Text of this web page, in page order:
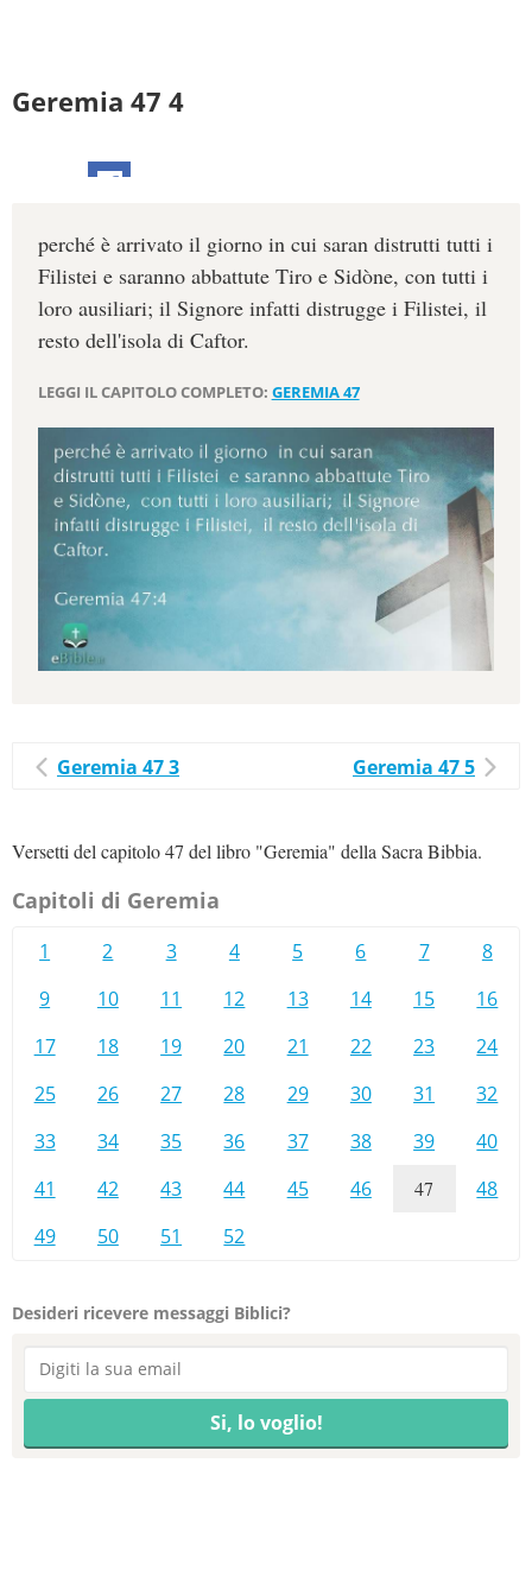
Geremia 47 4
perché è arrivato il giorno in cui saran distrutti tutti i
Filistei e saranno abbattute Tiro e Sidòne, con tutti i
loro ausiliari; il Signore infatti distrugge i Filistei, il
resto dell'isola di Caftor.
LEGGI IL CAPITOLO COMPLETO: GEREMIA 47
Geremia 47 3 Geremia 47 5
Versetti del capitolo 47 del libro "Geremia" della Sacra Bibbia.
Capitoli di Geremia
1 2 3 4 5 6 7
8
9
10 11 12 13 14 15
16
17
18 19 20 21 22 23
24
25
26 27 28 29 30 31
32
33
34 35 36 37 38 39
40
41
42 43 44 45 46 47
48
49
50 51 52
Desideri ricevere messaggi Biblici?